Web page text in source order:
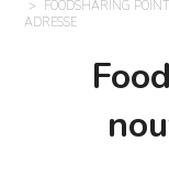
FOODSHARING
ADRESSE